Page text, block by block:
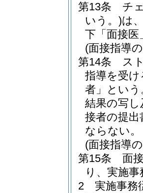
第13条
チ
いう。)は
下「面接
(面接指導
第14条
ス
指導を受
者」という
結果の写し
接者の提
ならない。
(面接指導
第15条
面
り、実施
2
実施事務